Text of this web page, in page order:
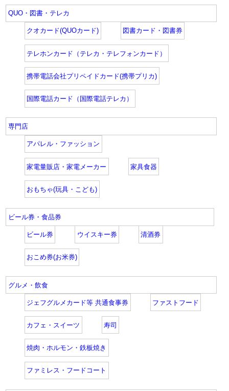
QUO・図書・テレカ
クオカード(QUOカード) 図書カード・図書券
テレホンカード（テレカ・テレフォンカード）
携帯電話会社プリペイドカード(携帯プリカ)
国際電話カード（国際電話テレカ）
専門店
アパレル・ファッション
家電量販店・家電メーカー 家具食器
おもちゃ(玩具・こども)
ビール券・食品券
ビール券 ウイスキー券 清酒券
おこめ券(お米券)
グルメ・飲食
ジェフグルメカード等 共通食事券 ファストフード
カフェ・スイーツ 寿司
焼肉・ホルモン・鉄板焼き
ファミレス・フードコート